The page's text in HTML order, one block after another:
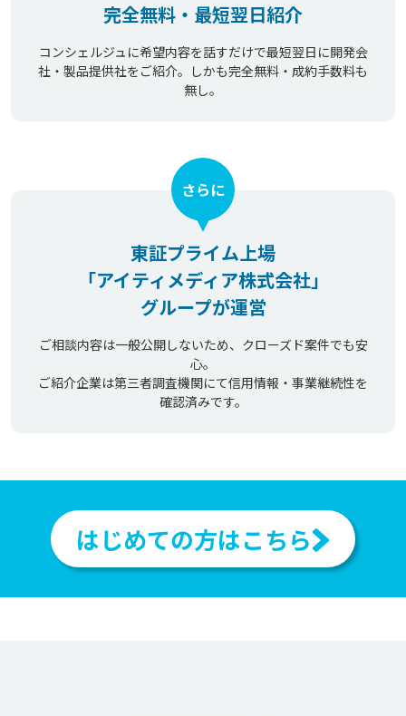
完全無料・最短翌日紹介
コンシェルジュに希望内容を話すだけで最短翌日に開発会
社・製品提供社をご紹介。しかも完全無料・成約手数料も
無し。
東証プライム上場
「アイティメディア株式会社」
グループが運営
さらに
ご相談内容は一般公開しないため、クローズド案件でも安
心。
ご紹介企業は第三者調査機関にて信用情報・事業継続性を
確認済みです。
はじめての方はこちら